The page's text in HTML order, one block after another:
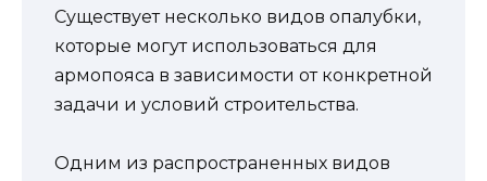
Существует несколько видов опалубки,
которые могут использоваться для
армопояса в зависимости от конкретной
задачи и условий строительства.
Одним из распространенных видов